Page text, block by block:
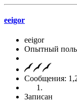
eeigor
eeigor
Опытный
Сообщения:
Записан